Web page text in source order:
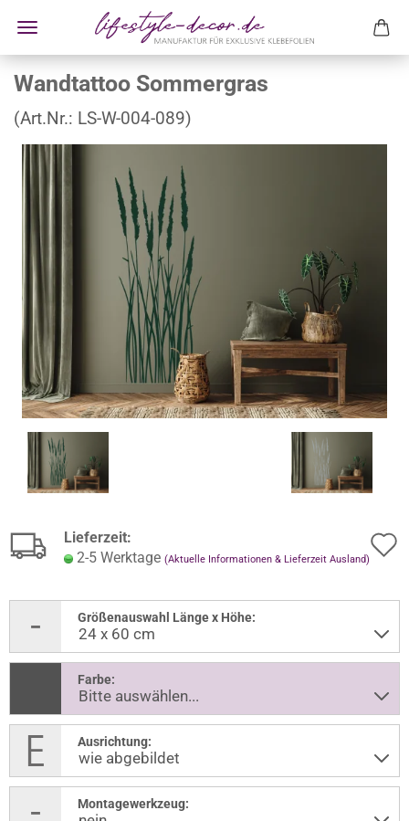
Wandtattoo Sommergras
(Art.Nr.: LS-W-004-089)
Lieferzeit:
2-5 Werktage (Aktuelle Informationen & Lieferzeit Ausland)
Größenauswahl Länge x Höhe:
Farbe:
Ausrichtung:
Montagewerkzeug: